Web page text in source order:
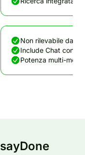
Non rilevabile dai
Include Chat con
Potenza multi-